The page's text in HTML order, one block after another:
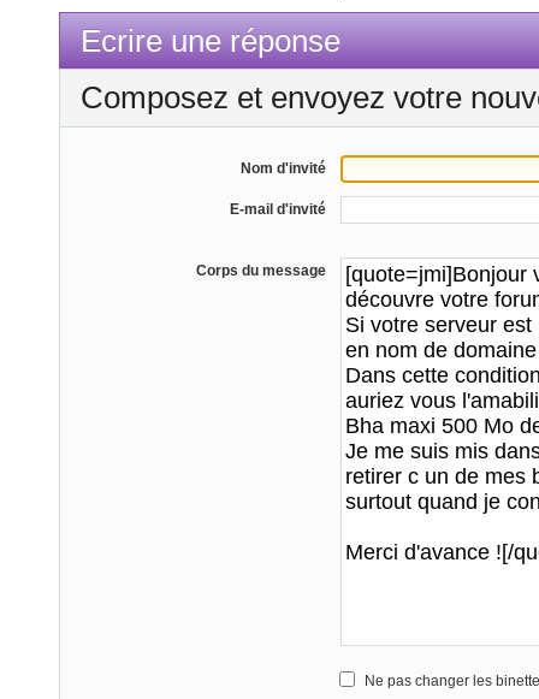
Ecrire une réponse
Composez et envoyez votre
Nom d'invité
E-mail d'invité
Corps du message
Ne pas changer les